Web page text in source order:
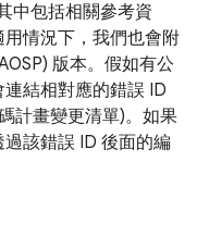
中包括相關參考資
用情況下，我們也會附
版本。假如有公
結相對應的錯誤 ID
計畫變更清單)。如果
該錯誤 ID 後面的編